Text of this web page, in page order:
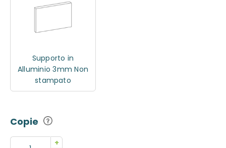
Supporto in
Alluminio 3mm Non
stampato
Copie
+